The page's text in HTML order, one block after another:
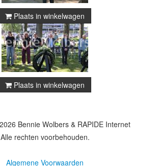
Plaats in winkelwagen
Plaats in winkelwagen
Bennie Wolbers & RAPIDE Internet
Alle rechten voorbehouden.
Algemene Voorwaarden